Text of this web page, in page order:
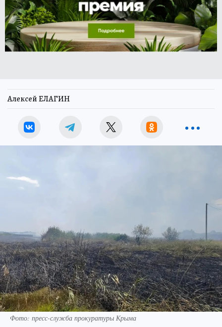
Алексей ЕЛАГИН
Фото: пресс-служба прокуратуры Крыма